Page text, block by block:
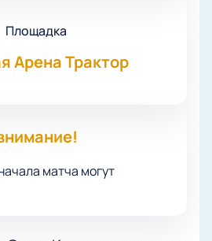
Площадка
Арена Трактор
матча могут